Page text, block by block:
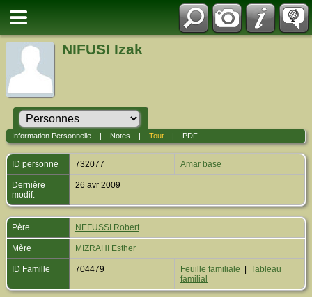
NIFUSI Izak
Information Personnelle| Notes Tout| PDF
ID personne 732077 Amar base
Dernière
modif.
26 avr 2009
Père NEFUSSI Robert
Mère MIZRAHI Esther
ID Famille 704479 Feuille familiale
Tableau
familial